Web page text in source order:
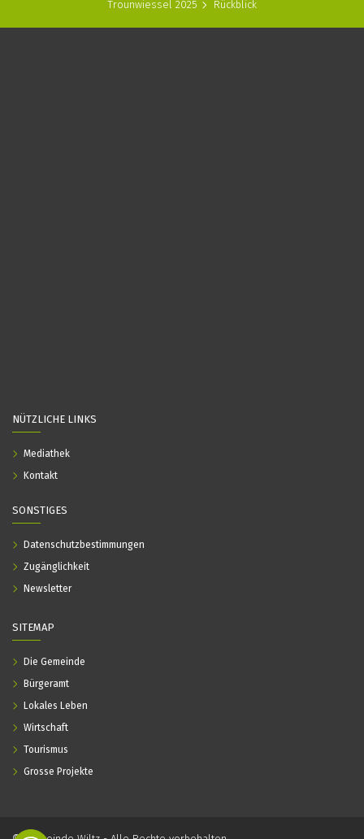
Trounwiessel 2025
Rückblick
SITEMAP
Die Gemeinde
Bürgeramt
Lokales Leben
Wirtschaft
Tourismus
Grosse Projekte
NÜTZLICHE LINKS
Mediathek
Kontakt
SONSTIGES
Datenschutzbestimmungen
Zugänglichkeit
Newsletter